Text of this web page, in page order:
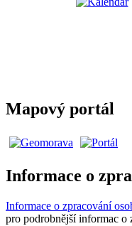
Mapový portál
Informace o
Informace o zpracování
pro podrobnější informac o